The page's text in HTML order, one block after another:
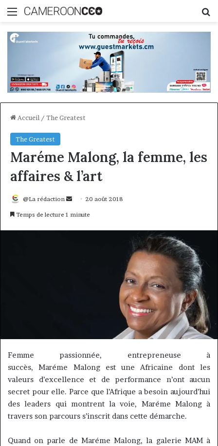
Menu
Accueil / The Greatest
The Greatest
Maréme Malong, la femme, les
affaires & l’art
@La rédaction
Envoyer20 août 2018
Temps de lecture 1 minute
Femme passionnée, entrepreneuse à
succès,Maréme Malongest une Africaine dont les
valeurs d’excellence et de performance n’ont aucun
secret pour elle. Parce que l’Afrique a besoin aujourd’hui
des leaders qui montrent la voie, Maréme Malongà
travers son parcours s’inscrit dans cette démarche.
Quand on parle de Maréme Malong, la galerie MAM à